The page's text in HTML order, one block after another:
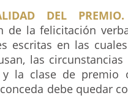
DEL PREMIO.
de la felicitación
escritas en las
las
la clase de premio
debe quedar